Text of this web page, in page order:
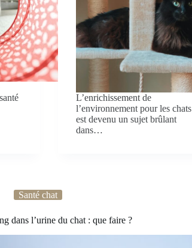
L’enrichissement de
l’environnement pour les chats
est devenu un sujet brûlant
dans…
Santé chat
dans l’urine du chat : que faire ?